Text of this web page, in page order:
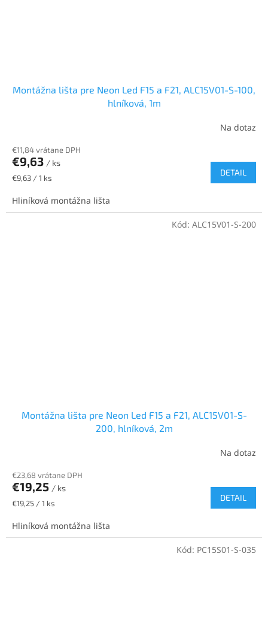
Montážna lišta pre Neon Led F15 a F21, ALC15V01-S-100,
hlníková, 1m
Na dotaz
€11,84 vrátane DPH
€9,63 / ks
Jednotková
€9,63 / 1 ks
DETAIL
Hliníková montážna lišta
Montážna lišta pre Neon Led F15 a F21, ALC15V01-S-
200, hlníková, 2m
Na dotaz
€23,68 vrátane DPH
€19,25 / ks
Jednotková
€19,25 / 1 ks
DETAIL
Hliníková montážna lišta
Kód: ALC15V01-S-200
Kód: PC15S01-S-035